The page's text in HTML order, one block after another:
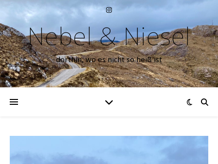
Nebel & Niesel
dorthin, wo es nicht so heiß ist